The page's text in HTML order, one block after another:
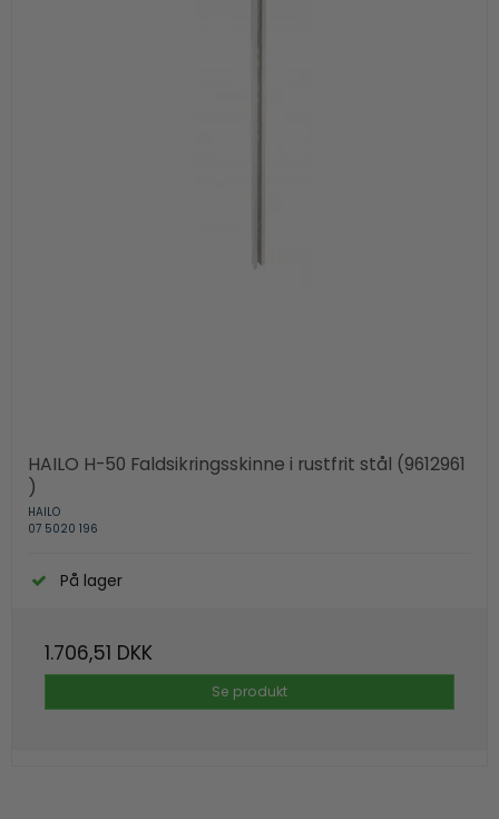
HAILO H-50 Faldsikringsskinne i rustfrit stål (9612961
)
HAILO
07 5020 196
På lager
1.706,51 DKK
Se produkt